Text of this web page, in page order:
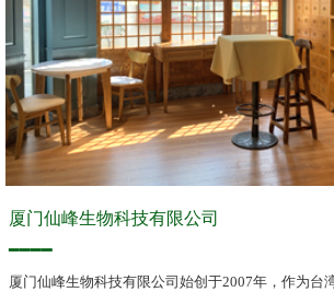
厦门仙峰生物科技有限公司
━━━━
厦门仙峰生物科技有限公司始创于2007年，作为台